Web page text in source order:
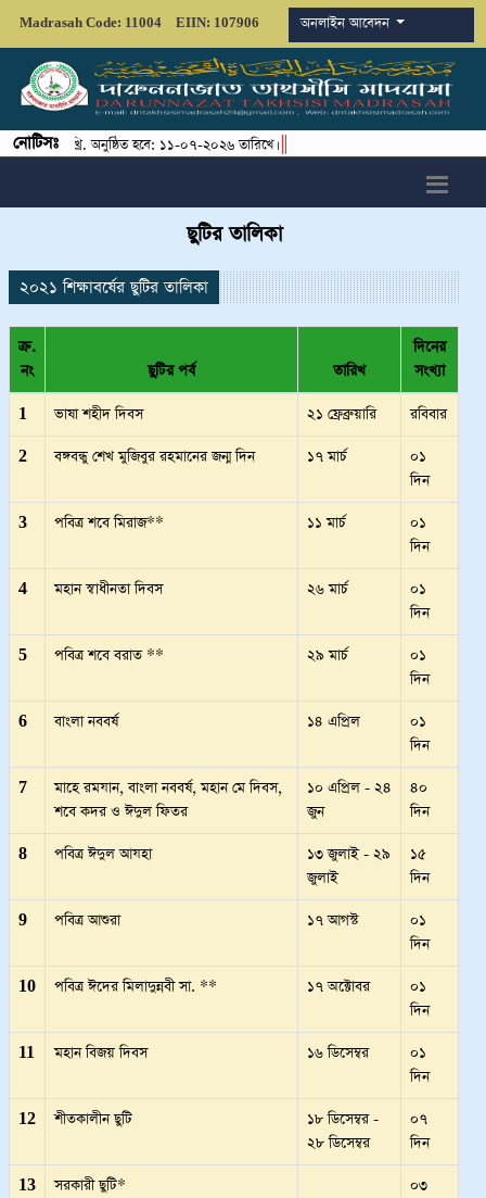
Madrasah Code: 11004 EIIN: 107906 অনলাইন আবেদন
নোটিসঃ
২০২৬খ্রি. অনুষ্ঠিত হবে: ১১-০৭-২০২৬ তারিখে।||
ছুটির তালিকা
২০২১ শিক্ষাবর্ষের ছুটির তালিকা
ক্র.
নং
ছুটির পর্ব তারিখ
দিনের
সংখ্যা
1 ভাষা শহীদ দিবস ২১ ফ্রেব্রুয়ারি রবিবার
2 বঙ্গবন্ধু শেখ মুজিবুর রহমানের জন্ম দিন ১৭ মার্চ
০১
দিন
3 পবিত্র শবে মিরাজ** ১১ মার্চ
০১
দিন
4 মহান স্বাধীনতা দিবস ২৬ মার্চ
০১
দিন
5 পবিত্র শবে বরাত ** ২৯ মার্চ
০১
দিন
6 বাংলা নববর্ষ ১৪ এপ্রিল
০১
দিন
7
মাহে রমযান, বাংলা নববর্ষ, মহান মে দিবস,
শবে কদর ও ঈদুল ফিতর
১০ এপ্রিল - ২৪
জুন
৪০
দিন
8 পবিত্র ঈদুল আযহা
১৩ জুলাই - ২৯
জুলাই
১৫
দিন
9 পবিত্র আশুরা ১৭ আগস্ট
০১
দিন
10 পবিত্র ঈদের মিলাদুন্নবী সা. ** ১৭ অক্টোবর
০১
দিন
11 মহান বিজয় দিবস ১৬ ডিসেম্বর
০১
দিন
12 শীতকালীন ছুটি
১৮ ডিসেম্বর -
২৮ ডিসেম্বর
০৭
দিন
13 সরকারী ছুটি*
০৩